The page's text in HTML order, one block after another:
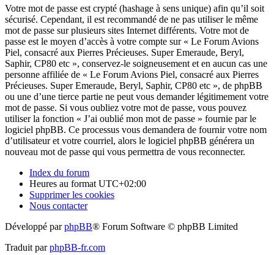
Votre mot de passe est crypté (hashage à sens unique) afin qu’il soit
sécurisé. Cependant, il est recommandé de ne pas utiliser le même
mot de passe sur plusieurs sites Internet différents. Votre mot de
passe est le moyen d’accès à votre compte sur « Le Forum Avions
Piel, consacré aux Pierres Précieuses. Super Emeraude, Beryl,
Saphir, CP80 etc », conservez-le soigneusement et en aucun cas une
personne affiliée de « Le Forum Avions Piel, consacré aux Pierres
Précieuses. Super Emeraude, Beryl, Saphir, CP80 etc », de phpBB
ou une d’une tierce partie ne peut vous demander légitimement votre
mot de passe. Si vous oubliez votre mot de passe, vous pouvez
utiliser la fonction « J’ai oublié mon mot de passe » fournie par le
logiciel phpBB. Ce processus vous demandera de fournir votre nom
d’utilisateur et votre courriel, alors le logiciel phpBB générera un
nouveau mot de passe qui vous permettra de vous reconnecter.
Index du forum
Heures au format UTC+02:00
Supprimer les cookies
Nous contacter
Développé parphpBB® Forum Software © phpBB Limited
Traduit parphpBB-fr.com